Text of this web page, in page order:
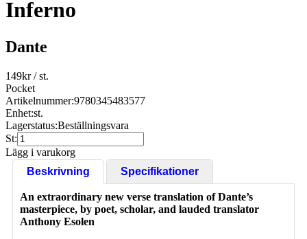
Inferno
Dante
149kr/ st.
Pocket
Artikelnummer:9780345483577
Enhet:st.
Lagerstatus:Beställningsvara
St:
Lägg i varukorg
Beskrivning
Specifikationer
An extraordinary new verse translation of Dante’s
masterpiece, by poet, scholar, and lauded translator
Anthony Esolen